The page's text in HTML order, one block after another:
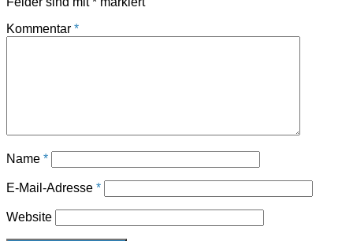
Kommentar *
Name *
E-Mail-Adresse *
Website